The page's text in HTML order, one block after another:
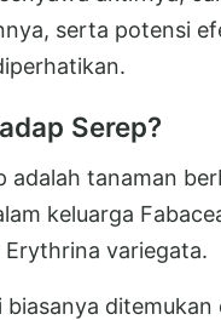
serta potensi
Serep?
adalah tanaman
keluarga
Erythrina variegata.
biasanya ditemukan